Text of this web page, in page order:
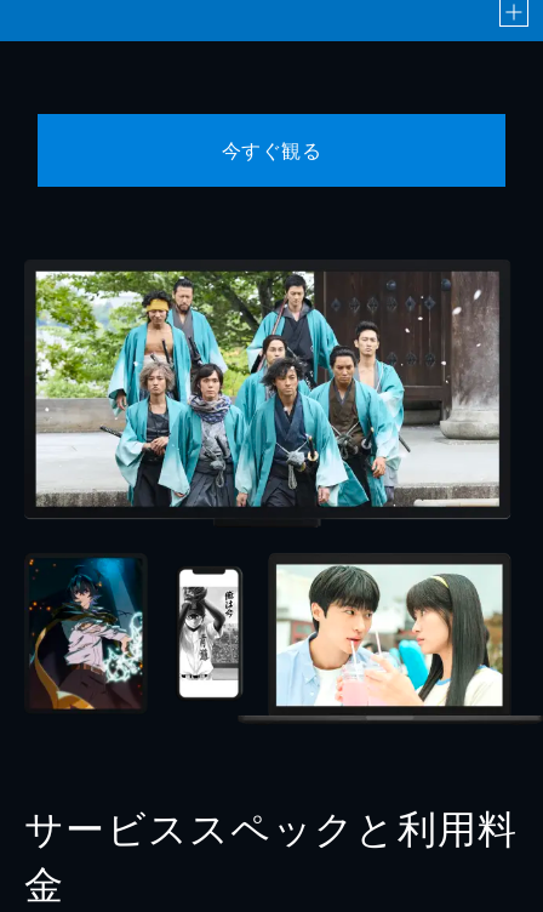
今すぐ観る
サービススペックと利用料
金